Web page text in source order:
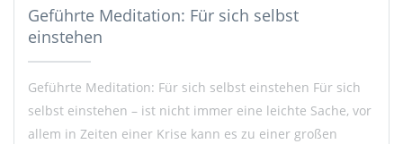
Geführte Meditation: Für sich selbst
einstehen
Geführte Meditation: Für sich selbst einstehen Für sich
selbst einstehen – ist nicht immer eine leichte Sache, vor
allem in Zeiten einer Krise kann es zu einer großen